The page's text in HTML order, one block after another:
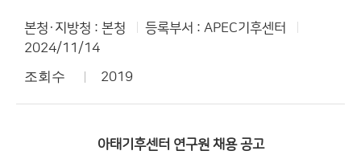
본청·지방청 : 본청
등록부서 : APEC기후센터
2024/11/14
조회수 2019
아태기후센터 연구원 채용 공고